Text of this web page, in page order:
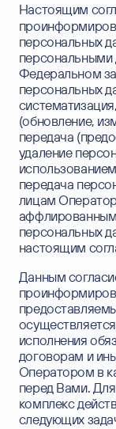
Настоящим
персональных
персональными
Федеральном
персональных
(обновление,
передача
удаление
передача
лицам
персональных
настоящим
Данным
исполнения
договорам и
Оператором в
перед Вами.
комплекс
следующих